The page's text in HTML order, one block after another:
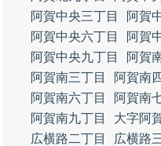
阿賀中央三丁目
阿賀
阿賀中央六丁目
阿賀
阿賀中央九丁目
阿賀
阿賀南三丁目
阿賀南
阿賀南六丁目
阿賀南
阿賀南九丁目
大字阿
広横路二丁目
広横路